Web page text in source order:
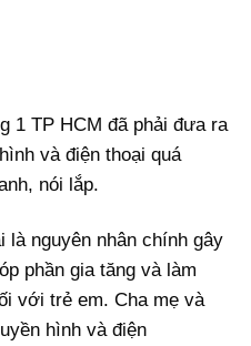
1 TP HCM đã phải đưa ra
và điện thoại quá
nói lắp.
là nguyên nhân chính gây
phần gia tăng và làm
với trẻ em. Cha mẹ và
hình và điện